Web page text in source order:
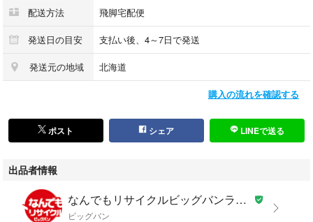
【付属品】箱・取扱説明書 ・マルチツール
【コンディション詳細】通常使用による傷や汚れが見受けられる中古品
【使用予定配送業者】佐川急便 飛脚宅配便60サイズ ※お客様による配送
方法の指定は承っておりません。
【こちらの商品は在庫連動システムを導入し、店頭や他ネットショップと
ございます。
売切れの場合は、ご購入をキャンセルさせていただく場合がございま
【備考/コメント】
キズ・汚れ有。
配送方法 飛脚宅配便
発送日の目安 支払い後、4～7日で発送
発送元の地域 北海道
購入の流れを確認する
ポスト シェア LINEで送る
出品者情報
なんでもリサイクルビッグバンラクマ店's shop
ビッグバン